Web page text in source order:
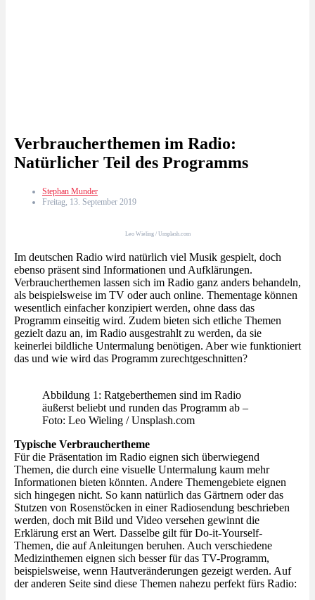
Verbraucherthemen im Radio:
Natürlicher Teil des Programms
Stephan Munder
Freitag, 13. September 2019
Leo Wieling / Unsplash.com
Im deutschen Radio wird natürlich viel Musik gespielt, doch
ebenso präsent sind Informationen und Aufklärungen.
Verbraucherthemen lassen sich im Radio ganz anders behandeln,
als beispielsweise im TV oder auch online. Thementage können
wesentlich einfacher konzipiert werden, ohne dass das
Programm einseitig wird. Zudem bieten sich etliche Themen
gezielt dazu an, im Radio ausgestrahlt zu werden, da sie
keinerlei bildliche Untermalung benötigen. Aber wie funktioniert
das und wie wird das Programm zurechtgeschnitten?
Abbildung 1: Ratgeberthemen sind im Radio
äußerst beliebt und runden das Programm ab –
Foto: Leo Wieling / Unsplash.com
Typische Verbrauchertheme
Für die Präsentation im Radio eignen sich überwiegend
Themen, die durch eine visuelle Untermalung kaum mehr
Informationen bieten könnten. Andere Themengebiete eignen
sich hingegen nicht. So kann natürlich das Gärtnern oder das
Stutzen von Rosenstöcken in einer Radiosendung beschrieben
werden, doch mit Bild und Video versehen gewinnt die
Erklärung erst an Wert. Dasselbe gilt für Do-it-Yourself-
Themen, die auf Anleitungen beruhen. Auch verschiedene
Medizinthemen eignen sich besser für das TV-Programm,
beispielsweise, wenn Hautveränderungen gezeigt werden. Auf
der anderen Seite sind diese Themen nahezu perfekt fürs Radio: